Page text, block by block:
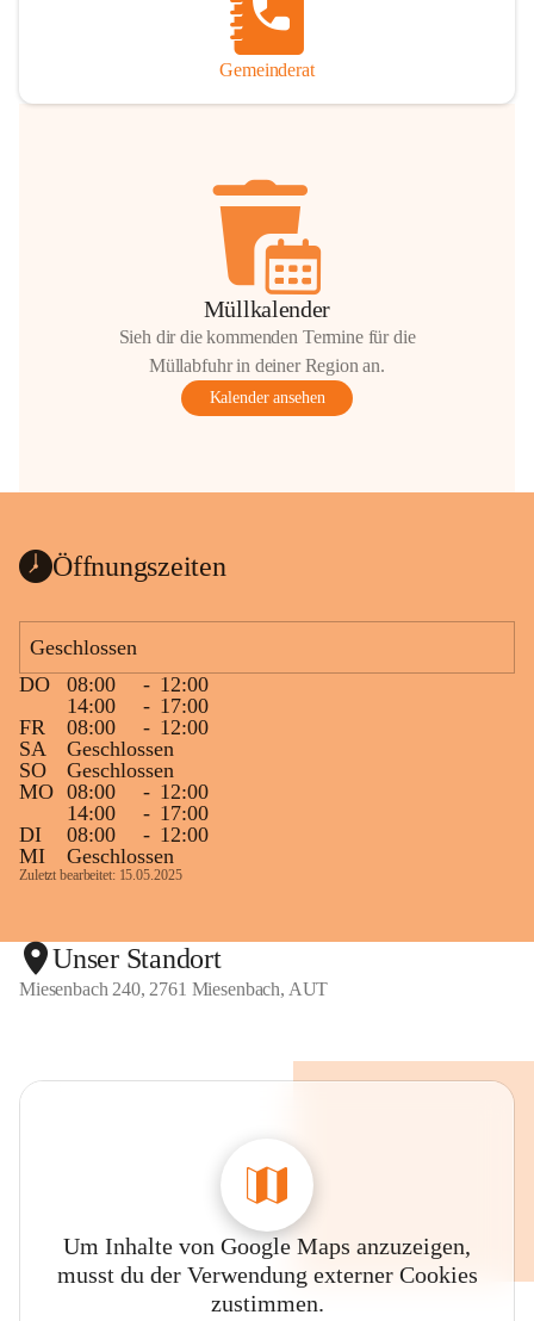
Gemeinderat
Müllkalender
Sieh dir die kommenden Termine für die
Müllabfuhr in deiner Region an.
Kalender ansehen
Öffnungszeiten
Geschlossen
DO
08:00 - 12:00
14:00
- 17:00
FR
08:00 - 12:00
SA
Geschlossen
SO
Geschlossen
MO 08:00 - 12:00
14:00
- 17:00
DI
08:00 - 12:00
MI
Geschlossen
Zuletzt bearbeitet: 15.05.2025
Unser Standort
Miesenbach 240, 2761 Miesenbach, AUT
Um Inhalte von Google Maps anzuzeigen,
musst du der Verwendung externer Cookies
zustimmen.